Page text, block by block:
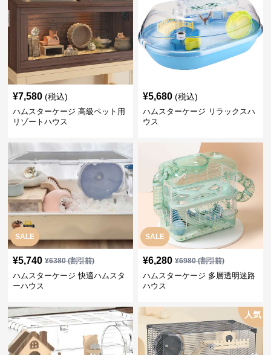
¥7,580 (税込)
ハムスターケージ 高級ペット用
リゾートハウス
¥5,680 (税込)
ハムスターケージ リラックスハ
ウス
SALE
¥5,740 ¥6380(割引前)
ハムスターケージ 快適ハムスタ
ーハウス
SALE
¥6,280 ¥6980(割引前)
ハムスターケージ 多層透明迷路
ハウス
人気